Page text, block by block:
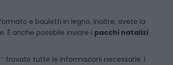
e bauletti in legno. Inoltre, avete la
È anche possibile inviare i pacchi natalizi
trovate tutte le informazioni necessarie. I